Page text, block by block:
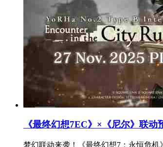
《最终幻想7EC》×《尼尔》联动
梦幻联动来袭！《最终幻想7：永恒危机